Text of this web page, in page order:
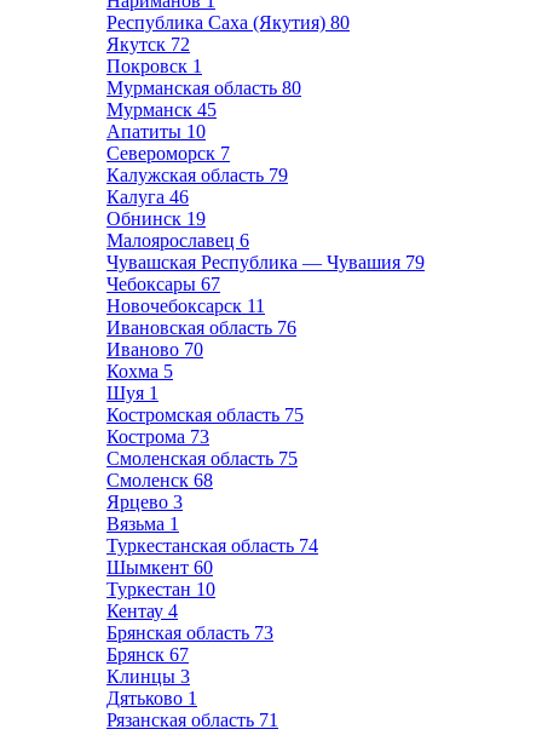
Республика Саха (Якутия) 80
Якутск 72
Покровск 1
Мурманская область 80
Мурманск 45
Апатиты 10
Североморск 7
Калужская область 79
Калуга 46
Обнинск 19
Малоярославец 6
Чувашская Республика — Чувашия 79
Чебоксары 67
Новочебоксарск 11
Ивановская область 76
Иваново 70
Кохма 5
Шуя 1
Костромская область 75
Кострома 73
Смоленская область 75
Смоленск 68
Ярцево 3
Вязьма 1
Туркестанская область 74
Шымкент 60
Туркестан 10
Кентау 4
Брянская область 73
Брянск 67
Клинцы 3
Дятьково 1
Рязанская область 71